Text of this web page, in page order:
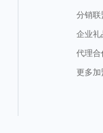
分销联
企业礼
代理合
更多加